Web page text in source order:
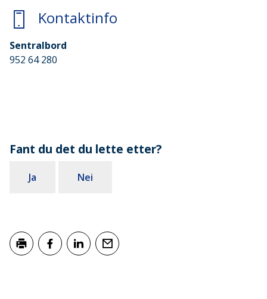
Kontaktinfo
Sentralbord
952 64 280
Fant du det du lette etter?
Ja Nei